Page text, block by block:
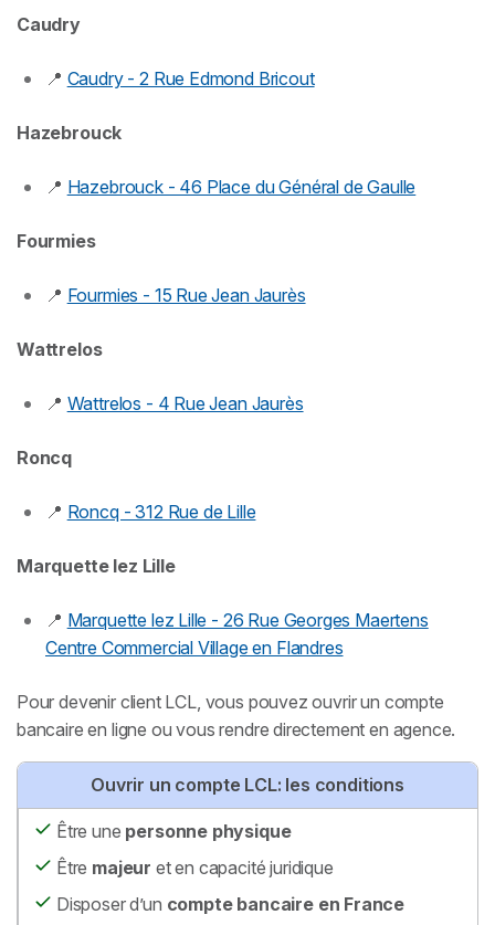
Caudry
📍 Caudry - 2 Rue Edmond Bricout
Hazebrouck
📍 Hazebrouck - 46 Place du Général de Gaulle
Fourmies
📍 Fourmies - 15 Rue Jean Jaurès
Wattrelos
📍 Wattrelos - 4 Rue Jean Jaurès
Roncq
📍 Roncq - 312 Rue de Lille
Marquette lez Lille
📍 Marquette lez Lille - 26 Rue Georges Maertens
Centre Commercial Village en Flandres
Pour devenir client LCL, vous pouvez ouvrir un compte
bancaire en ligne ou vous rendre directement en agence.
Ouvrir un compte LCL: les conditions
Être une personne physique
Être majeur et en capacité juridique
Disposer d’un compte bancaire en France